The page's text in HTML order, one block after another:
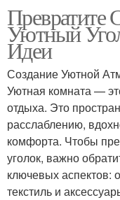
Превратите
Уютный
Идеи
Создание Уютной
Уютная комната —
отдыха. Это
расслаблению,
комфорта. Чтобы
уголок, важно
ключевых аспектов:
текстиль и